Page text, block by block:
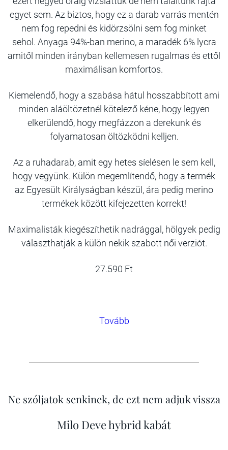
egyet sem. Az biztos, hogy ez a darab varrás mentén
nem fog repedni és kidörzsölni sem fog minket
sehol. Anyaga 94%-ban merino, a maradék 6% lycra
amitől minden irányban kellemesen rugalmas és ettől
maximálisan komfortos.
Kiemelendő, hogy a szabása hátul hosszabbított ami
minden aláöltözetnél kötelező kéne, hogy legyen
elkerülendő, hogy megfázzon a derekunk és
folyamatosan öltözködni kelljen.
Az a ruhadarab, amit egy hetes síelésen le sem kell,
hogy vegyünk. Külön megemlítendő, hogy a termék
az Egyesült Királyságban készül, ára pedig merino
termékek között kifejezetten korrekt!
Maximalisták kiegészíthetik nadrággal, hölgyek pedig
választhatják a külön nekik szabott női verziót.
27.590 Ft
Tovább
Ne szóljatok senkinek, de ezt nem adjuk vissza
Milo Deve hybrid kabát